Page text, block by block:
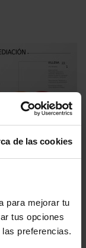
de las cookies
para mejorar tu
tus opciones
preferencias.
ampliar